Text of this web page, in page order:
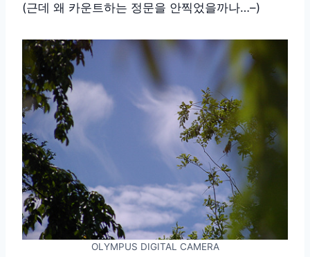
(근데 왜 카운트하는 정문을 안찍었을까나…–)
OLYMPUS DIGITAL CAMERA